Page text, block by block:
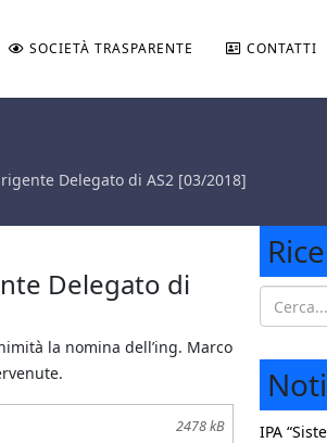
SOCIETÀ TRASPARENTE CONTATTI
Delegato di AS2 [03/2018]
Delegato di
la nomina dell’ing. Marco
2478 kB
IPA